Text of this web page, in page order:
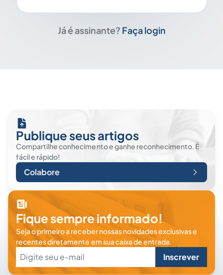
Já é assinante? Faça login
Publique seus artigos
Compartilhe conhecimento e ganhe reconhecimento. É
fácil e rápido!
Colabore
Fique sempre informado!
Seja o primeiro a receber nossas novidades exclusivas e
recentes diretamente em sua caixa de entrada.
Inscrever